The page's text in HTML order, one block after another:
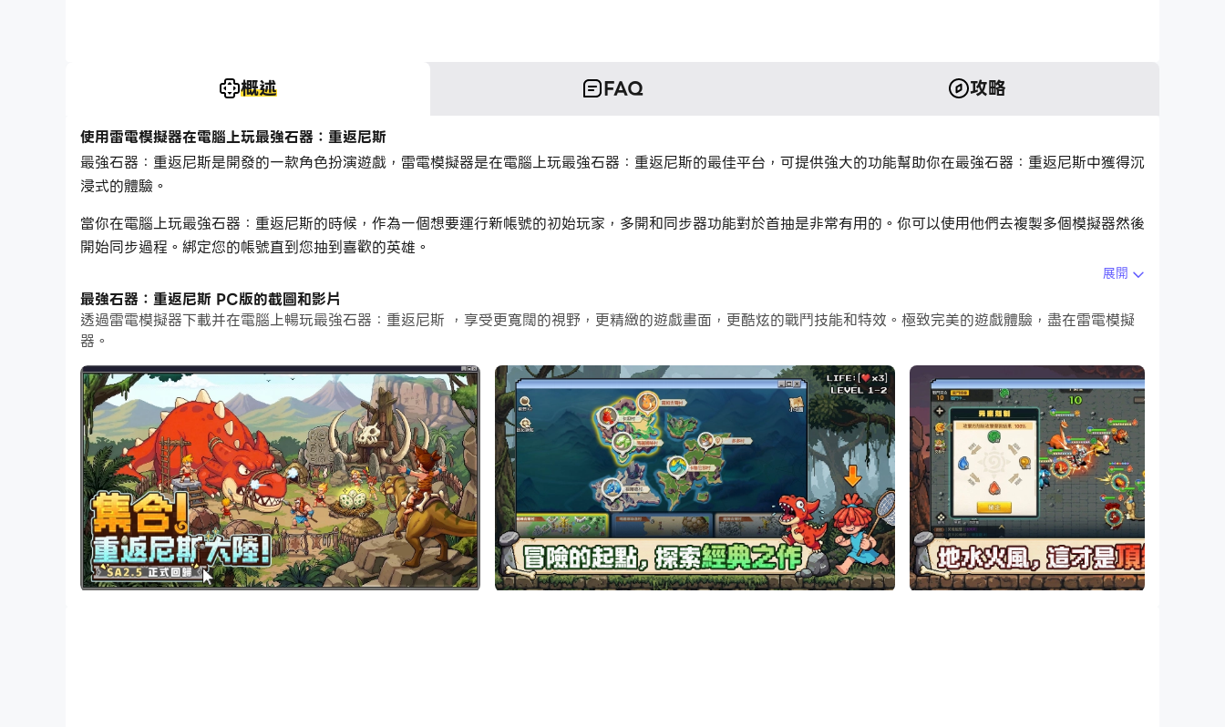
概述 FAQ 攻略
使用雷電模擬器在電腦上玩最強石器：重返尼斯
最強石器：重返尼斯是開發的一款角色扮演遊戲，雷電模擬器是在電腦上玩最強石器：重返尼斯的最佳平台，可提供強大的功能幫助你在最強石器：重返尼斯中獲得沉
浸式的體驗。
當你在電腦上玩最強石器：重返尼斯的時候，作為一個想要運行新帳號的初始玩家，多開和同步器功能對於首抽是非常有用的。你可以使用他們去複製多個模擬器然後
開始同步過程。綁定您的帳號直到您抽到喜歡的英雄。
此外，操作錄製對於那些需要你升級和完成任務的遊戲是一個很棒的選擇！運行同步器並錄製您的操作，然後即時地重複主實例的操作。通過這樣做，您可以同時執行
2個或更多的帳戶。你可以總在其他人之前得到你想要的英雄！這要歸功於更快的刷初始和更省時的召喚！現在就開始在電腦上下載和玩最強石器：重返尼斯吧！
還記得那個充滿歡笑與夥伴的尼斯大陸嗎？
你曾經在野外追逐寵物、研究戰法、與朋友並肩作戰。
那份熟悉的節奏與感動，現在再次回到你的手中。
這不是簡單的重製，而是一場對「經典玩法」的完整重現。
從畫面風格到核心系統，從捉寵養成到策略戰鬥，每一步都讓人找回當年的感覺。
【經典玩法・熟悉如初】
熟悉的成長曲線、熟悉的戰鬥節奏、熟悉的每一次提升。
幾乎不用學習，就能自然上手。
玩過的人都懂，那種一進入就停不下來的感覺。
【自由捉寵・全圖捕獲】
展開
最強石器：重返尼斯 PC版的截圖和影片
透過雷電模擬器下載并在電腦上暢玩最強石器：重返尼斯 ，享受更寬闊的視野，更精緻的遊戲畫面，更酷炫的戰鬥技能和特效。極致完美的遊戲體驗，盡在雷電模擬
器。